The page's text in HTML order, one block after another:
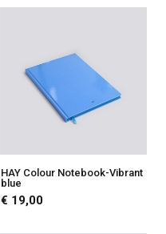
HAY Colour Notebook-Vibrant
blue
€ 19,00